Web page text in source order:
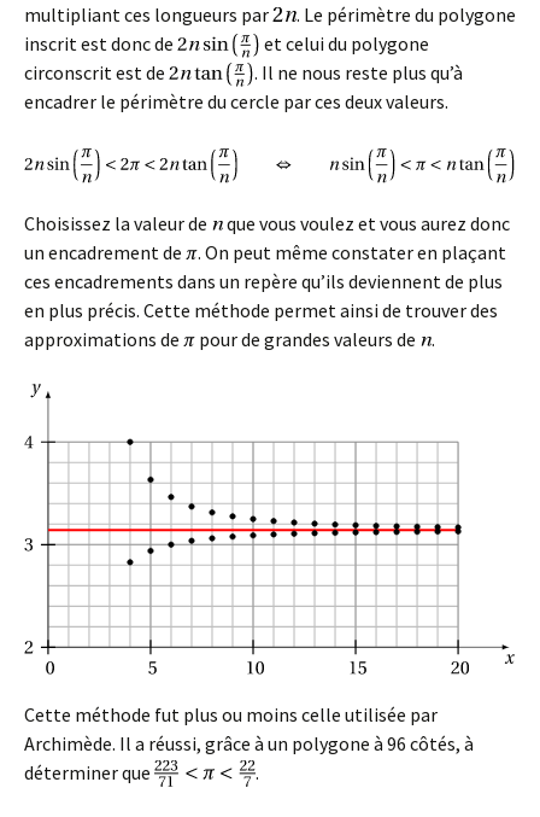
multipliant ces longueurs par
. Le périmètre du polygone
inscrit est donc de
et celui du polygone
circonscrit est de
. Il ne nous reste plus qu’à
encadrer le périmètre du cercle par ces deux valeurs.
Choisissez la valeur de
que vous voulez et vous aurez donc
un encadrement de
. On peut même constater en plaçant
ces encadrements dans un repère qu’ils deviennent de plus
en plus précis. Cette méthode permet ainsi de trouver des
approximations de
pour de grandes valeurs de .
Cette méthode fut plus ou moins celle utilisée par
Archimède. Il a réussi, grâce à un polygone à 96 côtés, à
déterminer que
.